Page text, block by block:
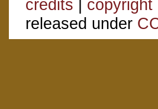
credits copyright
released under